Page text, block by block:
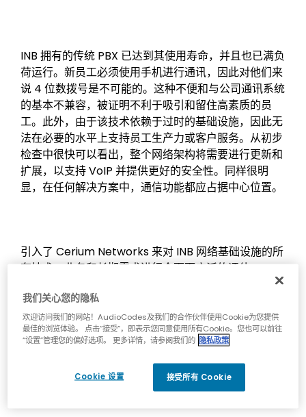
INB 拥有的传统 PBX 已达到其使用寿命，并且也已满负
荷运行。新员工必须使用手机进行通讯，因此对他们来
说 4 位数拨号是不可能的。这种不便和与公司通讯系统
的基本不兼容，被证明不利于吸引和留住高素质的员
工。此外，由于该技术依赖于过时的基础设施，因此无
法在必要的水平上支持员工生产力或客户服务。从初步
检查中很快可以看出，整个网络架构将需要进行更新和
扩展，以支持 VoIP 并提供更好的安全性。同样很明
显，在任何解决方案中，通信功能都应占据中心位置。
引入了 Cerium Networks 来对 INB 网络基础设施的所
有技术、业务和长期需求进行全面而广泛的评估。
Cerium 与 INB 紧密合作，确定了银行的业务负载、计
算和存储需求、LAN/WAN 要求、故障转移、容错和业
务连续性目标。评估主要集中在 INB 的电话和电子邮件
应用程序是否可以安全地托管在云端，以及 ATM 和电
子银行服务是否需要保持私有。它还确定了哪些服务和
业务负载可以成功迁移到 Microsoft Azure，哪些应该
保留在银行的主数据中心和辅助数据中心的管理域内。
我们关心您的隐私
欢迎访问我们的网站！AudioCodes及我们的合作伙伴使用Cookie为您提供
最佳的浏览体验。 点击“接受”，即表示您同意使用所有Cookie。您也可以前往
“设置”管理您的偏好选项。 更多详情，请参阅我们的 隐私政策
Cookie 设置 接受所有 Cookie